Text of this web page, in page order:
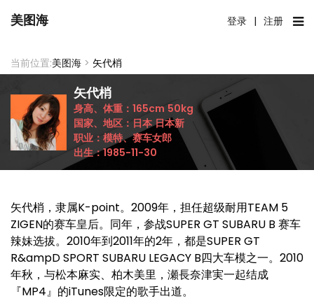
美图海 登录 | 注册
当前位置:美图海 > 矢代梢
矢代梢
身高、体重： 165cm 50kg
国家、地区： 日本 日本新
职业： 模特、赛车女郎
出生：1985-11-30
矢代梢，隶属K-point。2009年，担任超级耐用TEAM 5
ZIGEN的赛车皇后。同年，参战SUPER GT SUBARU B 赛车
辣妹选拔。2010年到2011年的2年，都是SUPER GT
R&ampD SPORT SUBARU LEGACY B四大车模之一。2010
年秋，与松本麻实、柏木美里，瀬長奈津実一起结成
『MP4』的iTunes限定的歌手出道。